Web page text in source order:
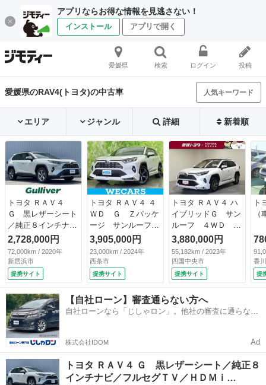
アプリならお得な情報を見逃さない！
インストール アプリで開く
愛媛県 検索 ログイン 投稿
愛媛県のRAV4(トヨタ)の中古車 人気キーワード
エリア ジャンル 詳細 新着順
トヨタ ＲＡＶ４
Ｇ 黒レザーシート
／純正８インチナビ
／フルセグＴＶ／Ｈ
ＤＭｉ入力／Ｂｌｕ
ｅｔｏｏｔｈ／ＤＶ
Ｄ再生／バックカメ
ラ／ビルトインＥＴ
Ｃ／パワーシート／
シートヒーター／セ
ーフティセンス／Ｌ
ＥＤオートライト
（検9.2）
2,728,000円
72,000km / 2020年
新居浜市
提携サイト
トヨタ ＲＡＶ４ ４
ＷＤ Ｇ Ｚパッケ
ージ サンルーフ／
純正エアロ／保証書
／ディスプレイオー
ディオ＋ナビ９イン
チ／デジタルインナ
ーミラー／衝突安全
装置／エアーシー
ト 前席／パノラミ
ックビューモニター
システム （検9.7）
3,905,000円
23,000km / 2024年
西条市
提携サイト
トヨタ ＲＡＶ４ ハ
イブリッドＧ サン
ルーフ ４ＷＤ フ
ルセグ メモリーナ
ビ バックカメラ
衝突被害軽減システ
ム ＥＴＣ ドラレ
コ ＬＥＤヘッドラ
ンプ フルエアロ
記録簿 （検10.2）
3,880,000円
55,182km / 2023年
四国中央市
提携サイト
ト
香
提
【自社ローン】審査通らない方へ
自社ローンなら「じしゃロン」。他社の審査に通らなか
株式会社IDOM Ad
トヨタ ＲＡＶ４ Ｇ 黒レザーシート／純正８
インチナビ／フルセグＴＶ／ＨＤＭｉ…